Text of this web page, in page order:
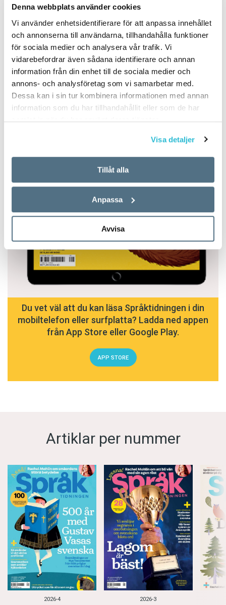
Denna webbplats använder cookies
Vi använder enhetsidentifierare för att anpassa innehållet
och annonserna till användarna, tillhandahålla funktioner
för sociala medier och analysera vår trafik. Vi
vidarebefordrar även sådana identifierare och annan
information från din enhet till de sociala medier och
annons- och analysföretag som vi samarbetar med.
Dessa kan i sin tur kombinera informationen med annan
information som du har tillhandahållit eller som de har
samlat in när du har använt deras tjänster.
Visa detaljer
Tillåt alla
Anpassa
Avvisa
Du vet väl att du kan läsa Språktidningen i din
mobiltelefon eller surfplatta? Ladda ned appen
från App Store eller Google Play.
APP STORE
Artiklar per nummer
2026-4 2026-3